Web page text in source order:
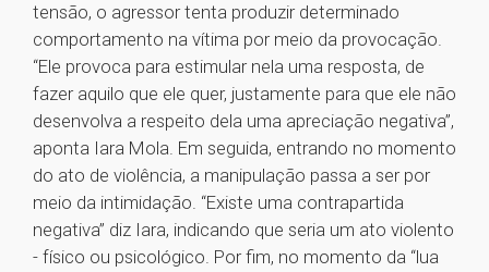
tensão, o agressor tenta produzir determinado
comportamento na vítima por meio da provocação.
“Ele provoca para estimular nela uma resposta, de
fazer aquilo que ele quer, justamente para que ele não
desenvolva a respeito dela uma apreciação negativa”,
aponta Iara Mola. Em seguida, entrando no momento
do ato de violência, a manipulação passa a ser por
meio da intimidação. “Existe uma contrapartida
negativa” diz Iara, indicando que seria um ato violento
- físico ou psicológico. Por fim, no momento da “lua